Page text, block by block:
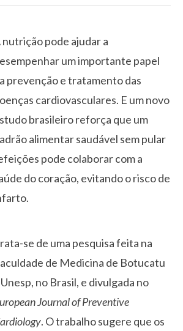
nutrição pode ajudar a
um importante papel
prevenção e tratamento das
cardiovasculares. E um novo
brasileiro reforça que um
alimentar saudável sem pular
pode colaborar com a
do coração, evitando o risco de
se de uma pesquisa feita na
de Medicina de Botucatu
Unesp, no Brasil, e divulgada no
Journal of Preventive
. O trabalho sugere que os